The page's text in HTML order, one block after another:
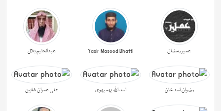
عمیر رمضان Yasir Masood Bhatti عبدالحليم بلال
رضوان اسد خان اسد اللہ بھمبھوی علی عمران شاہین